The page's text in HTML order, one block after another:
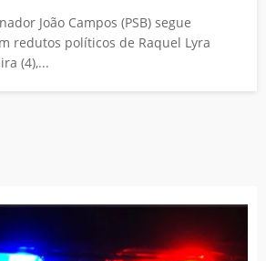
João Campos (PSB) segue
redutos políticos de Raquel Lyra
(4),...